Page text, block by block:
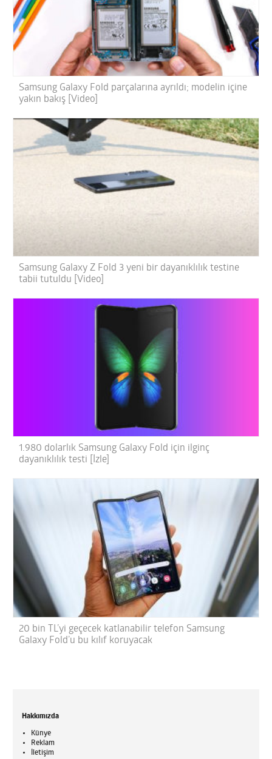
Samsung Galaxy Fold parçalarına ayrıldı; modelin içine
yakın bakış [Video]
Samsung Galaxy Z Fold 3 yeni bir dayanıklılık testine
tabii tutuldu [Video]
1.980 dolarlık Samsung Galaxy Fold için ilginç
dayanıklılık testi [İzle]
20 bin TL’yi geçecek katlanabilir telefon Samsung
Galaxy Fold’u bu kılıf koruyacak
Hakkımızda
Künye
Reklam
İletişim